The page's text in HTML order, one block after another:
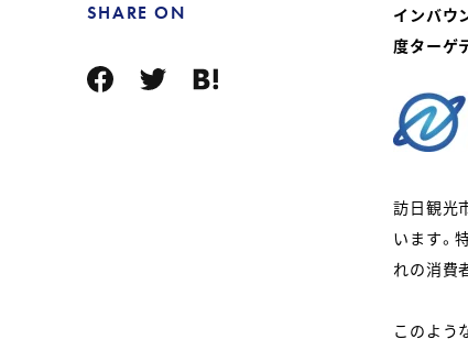
SHARE ON
インバウ
度ターゲ
訪日観光
います。
れの消費
このよう